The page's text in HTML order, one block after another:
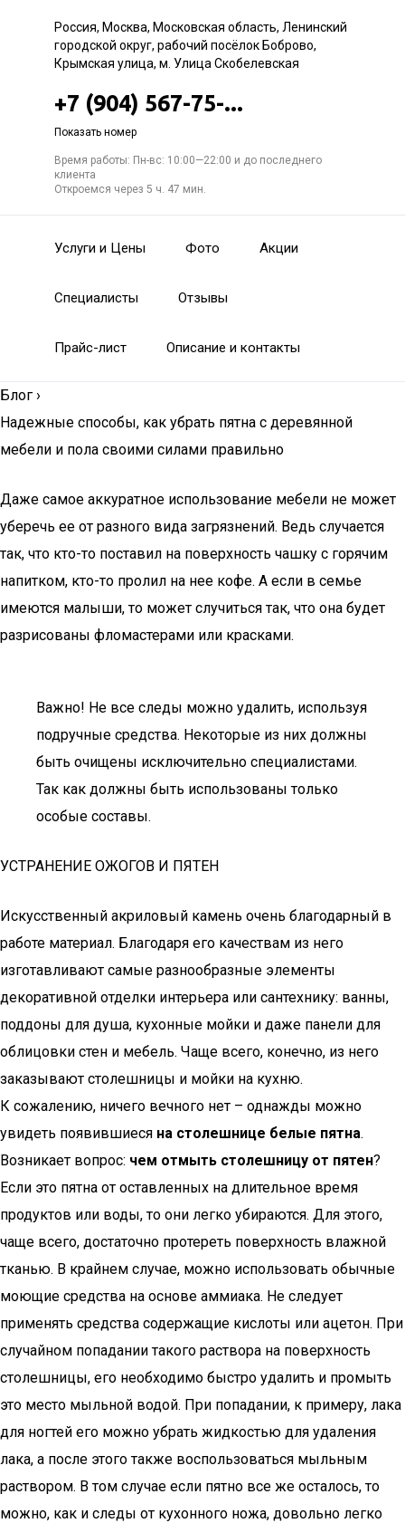
Россия, Москва, Московская область, Ленинский
городской округ, рабочий посёлок Боброво,
Крымская улица, м. Улица Скобелевская
+7 (904) 567-75-...
Показать номер
Время работы: Пн-вс: 10:00—22:00 и до последнего
клиента
Откроемся через 5 ч. 47 мин.
Услуги и Цены Фото Акции
Специалисты Отзывы
Прайс-лист Описание и контакты
Блог ›
Надежные способы, как убрать пятна с деревянной
мебели и пола своими силами правильно
Даже самое аккуратное использование мебели не может
уберечь ее от разного вида загрязнений. Ведь случается
так, что кто-то поставил на поверхность чашку с горячим
напитком, кто-то пролил на нее кофе. А если в семье
имеются малыши, то может случиться так, что она будет
разрисованы фломастерами или красками.
Важно! Не все следы можно удалить, используя
подручные средства. Некоторые из них должны
быть очищены исключительно специалистами.
Так как должны быть использованы только
особые составы.
УСТРАНЕНИЕ ОЖОГОВ И ПЯТЕН
Искусственный акриловый камень очень благодарный в
работе материал. Благодаря его качествам из него
изготавливают самые разнообразные элементы
декоративной отделки интерьера или сантехнику: ванны,
поддоны для душа, кухонные мойки и даже панели для
облицовки стен и мебель. Чаще всего, конечно, из него
заказывают столешницы и мойки на кухню.
К сожалению, ничего вечного нет – однажды можно
увидеть появившиеся на столешнице белые пятна.
Возникает вопрос: чем отмыть столешницу от пятен?
Если это пятна от оставленных на длительное время
продуктов или воды, то они легко убираются. Для этого,
чаще всего, достаточно протереть поверхность влажной
тканью. В крайнем случае, можно использовать обычные
моющие средства на основе аммиака. Не следует
применять средства содержащие кислоты или ацетон. При
случайном попадании такого раствора на поверхность
столешницы, его необходимо быстро удалить и промыть
это место мыльной водой. При попадании, к примеру, лака
для ногтей его можно убрать жидкостью для удаления
лака, а после этого также воспользоваться мыльным
раствором. В том случае если пятно все же осталось, то
можно, как и следы от кухонного ножа, довольно легко